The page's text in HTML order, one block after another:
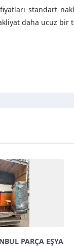
standart
daha ucuz bir
EŞYA